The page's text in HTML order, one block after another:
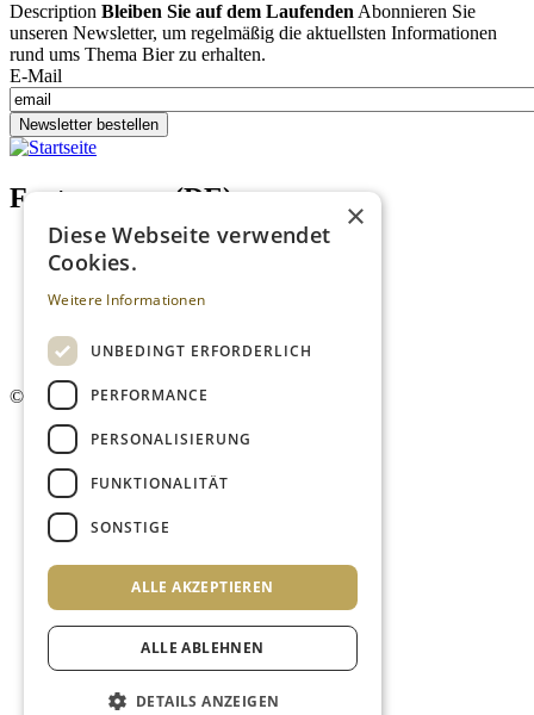
Description Bleiben Sie auf dem LaufendenAbonnieren Sie
unseren Newsletter, um regelmäßig die aktuellsten Informationen
rund ums Thema Bier zu erhalten.
E-Mail
Newsletter bestellen
Footer menu (DE)
Datenschutzrichtlinien
Impressum
Kontakt
AGB
Newsletter
© 2026. Alle Rechte vorbehalten.
×
Diese Webseite verwendet
Cookies.
Weitere Informationen
UNBEDINGT ERFORDERLICH
PERFORMANCE
PERSONALISIERUNG
FUNKTIONALITÄT
SONSTIGE
ALLE AKZEPTIEREN
ALLE ABLEHNEN
DETAILS ANZEIGEN